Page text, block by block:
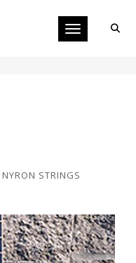
Toggle
もとに複製する
STRINGS